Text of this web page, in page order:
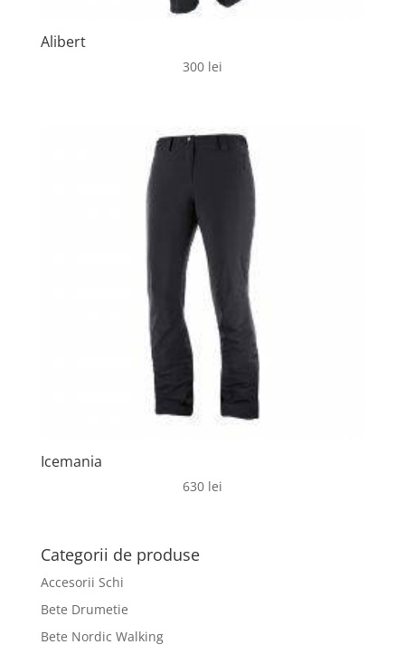
Alibert
300 lei
Icemania
630 lei
Categorii de produse
Accesorii Schi
Bete Drumetie
Bete Nordic Walking